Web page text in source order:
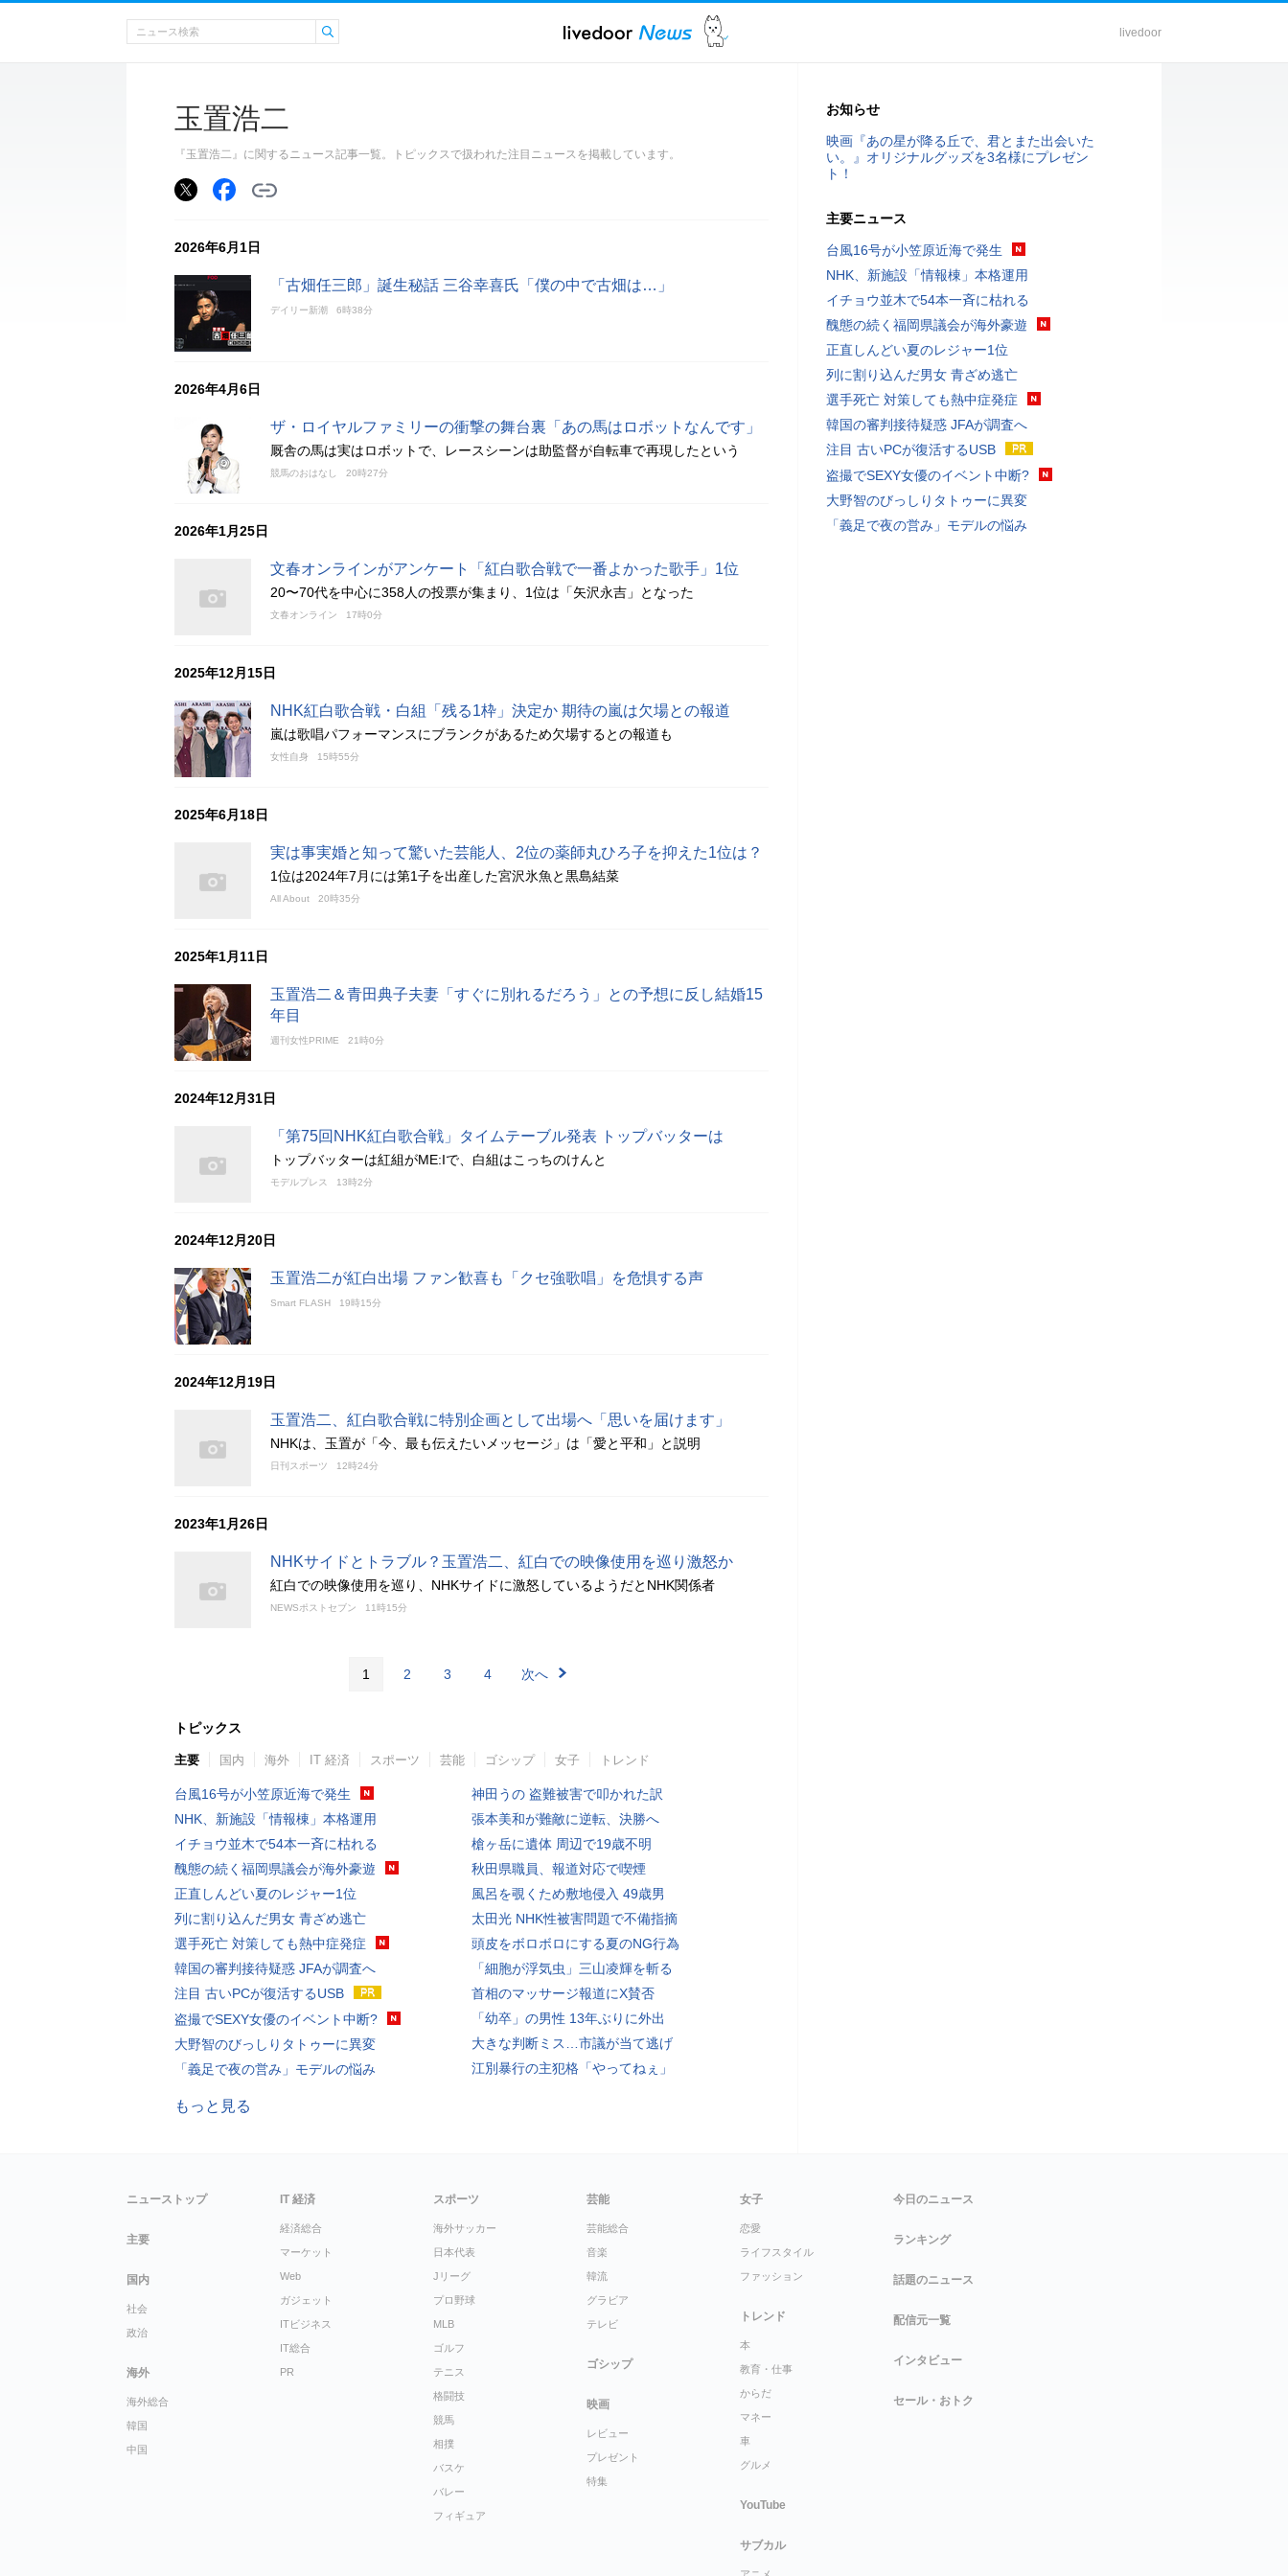
livedoor
玉置浩二
『玉置浩二』に関するニュース記事一覧。トピックスで扱われた注目ニュースを掲載しています。
2026年6月1日
「古畑任三郎」誕生秘話 三谷幸喜氏「僕の中で古畑は…」
デイリー新潮 6時38分
2026年4月6日
ザ・ロイヤルファミリーの衝撃の舞台裏「あの馬はロボットなんです」
厩舎の馬は実はロボットで、レースシーンは助監督が自転車で再現したという
競馬のおはなし 20時27分
2026年1月25日
文春オンラインがアンケート「紅白歌合戦で一番よかった歌手」1位
20〜70代を中心に358人の投票が集まり、1位は「矢沢永吉」となった
文春オンライン 17時0分
2025年12月15日
NHK紅白歌合戦・白組「残る1枠」決定か 期待の嵐は欠場との報道
嵐は歌唱パフォーマンスにブランクがあるため欠場するとの報道も
女性自身 15時55分
2025年6月18日
実は事実婚と知って驚いた芸能人、2位の薬師丸ひろ子を抑えた1位は？
1位は2024年7月には第1子を出産した宮沢氷魚と黒島結菜
All About 20時35分
2025年1月11日
玉置浩二＆青田典子夫妻「すぐに別れるだろう」との予想に反し結婚15
年目
週刊女性PRIME 21時0分
2024年12月31日
「第75回NHK紅白歌合戦」タイムテーブル発表 トップバッターは
トップバッターは紅組がME:Iで、白組はこっちのけんと
モデルプレス 13時2分
2024年12月20日
玉置浩二が紅白出場 ファン歓喜も「クセ強歌唱」を危惧する声
Smart FLASH 19時15分
2024年12月19日
玉置浩二、紅白歌合戦に特別企画として出場へ「思いを届けます」
NHKは、玉置が「今、最も伝えたいメッセージ」は「愛と平和」と説明
日刊スポーツ 12時24分
2023年1月26日
NHKサイドとトラブル？玉置浩二、紅白での映像使用を巡り激怒か
紅白での映像使用を巡り、NHKサイドに激怒しているようだとNHK関係者
NEWSポストセブン 11時15分
1 2 3 4 次へ
トピックス
主要 国内 海外 IT 経済 スポーツ 芸能 ゴシップ 女子 トレンド
台風16号が小笠原近海で発生
NHK、新施設「情報棟」本格運用
イチョウ並木で54本一斉に枯れる
醜態の続く福岡県議会が海外豪遊
正直しんどい夏のレジャー1位
列に割り込んだ男女 青ざめ逃亡
選手死亡 対策しても熱中症発症
韓国の審判接待疑惑 JFAが調査へ
注目 古いPCが復活するUSB
盗撮でSEXY女優のイベント中断?
大野智のびっしりタトゥーに異変
「義足で夜の営み」モデルの悩み
神田うの 盗難被害で叩かれた訳
張本美和が難敵に逆転、決勝へ
槍ヶ岳に遺体 周辺で19歳不明
秋田県職員、報道対応で喫煙
風呂を覗くため敷地侵入 49歳男
太田光 NHK性被害問題で不備指摘
頭皮をボロボロにする夏のNG行為
「細胞が浮気虫」三山凌輝を斬る
首相のマッサージ報道にX賛否
「幼卒」の男性 13年ぶりに外出
大きな判断ミス…市議が当て逃げ
江別暴行の主犯格「やってねぇ」
もっと見る
お知らせ
映画『あの星が降る丘で、君とまた出会いた
い。』オリジナルグッズを3名様にプレゼン
ト！
主要ニュース
台風16号が小笠原近海で発生
NHK、新施設「情報棟」本格運用
イチョウ並木で54本一斉に枯れる
醜態の続く福岡県議会が海外豪遊
正直しんどい夏のレジャー1位
列に割り込んだ男女 青ざめ逃亡
選手死亡 対策しても熱中症発症
韓国の審判接待疑惑 JFAが調査へ
注目 古いPCが復活するUSB
盗撮でSEXY女優のイベント中断?
大野智のびっしりタトゥーに異変
「義足で夜の営み」モデルの悩み
ニューストップ
主要
国内
社会
政治
海外
海外総合
韓国
中国
IT 経済
経済総合
マーケット
Web
ガジェット
ITビジネス
IT総合
PR
スポーツ
海外サッカー
日本代表
Jリーグ
プロ野球
MLB
ゴルフ
テニス
格闘技
競馬
相撲
バスケ
バレー
フィギュア
芸能
芸能総合
音楽
韓流
グラビア
テレビ
ゴシップ
映画
レビュー
プレゼント
特集
女子
恋愛
ライフスタイル
ファッション
トレンド
本
教育・仕事
からだ
マネー
車
グルメ
YouTube
サブカル
今日のニュース
ランキング
話題のニュース
配信元一覧
インタビュー
セール・おトク